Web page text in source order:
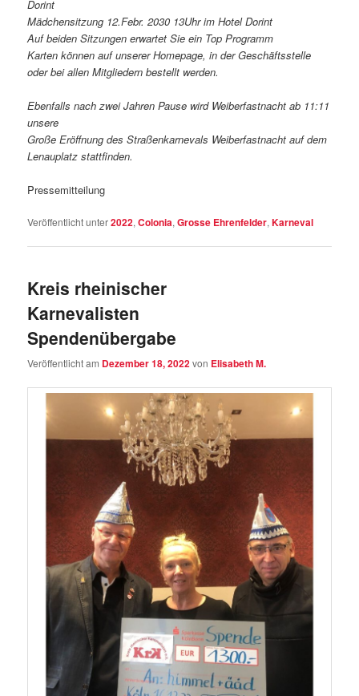
Dorint
Mädchensitzung 12.Febr. 2030 13Uhr im Hotel Dorint
Auf beiden Sitzungen erwartet Sie ein Top Programm
Karten können auf unserer Homepage, in der Geschäftsstelle
oder bei allen Mitgliedern bestellt werden.
Ebenfalls nach zwei Jahren Pause wird Weiberfastnacht ab 11:11
unsere
Große Eröffnung des Straßenkarnevals Weiberfastnacht auf dem
Lenauplatz stattfinden.
Pressemitteilung
Veröffentlicht unter2022,Colonia,Grosse Ehrenfelder,Karneval
Kreis rheinischer
Karnevalisten
Spendenübergabe
Veröffentlicht am Dezember 18, 2022von Elisabeth M.